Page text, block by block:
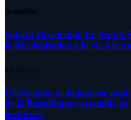
Actualités
Sahara Occidental: Le peuple
la décolonisation à la vie à la
8 AOÛT 2026
Célébration de la journée
de la République rassemble
les blessés